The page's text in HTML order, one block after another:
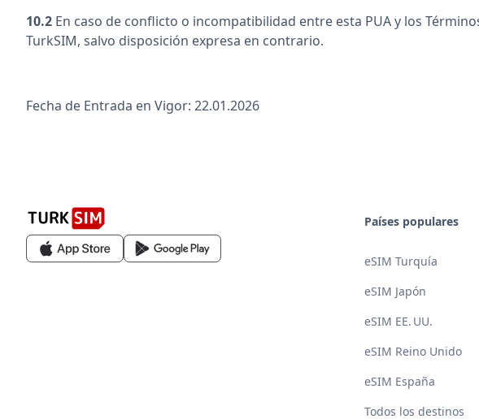
10.2 En caso de conflicto o incompatibilidad entre esta PUA y los
TurkSIM, salvo disposición expresa en contrario.
Fecha de Entrada en Vigor: 22.01.2026
Países populares
eSIM Turquía
eSIM Japón
eSIM EE. UU.
eSIM Reino Unido
eSIM España
Todos los destinos